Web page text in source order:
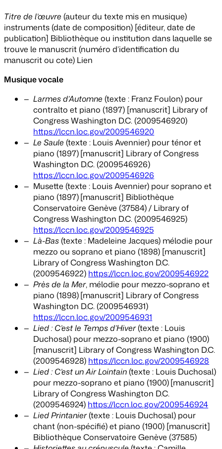
Titre de l’œuvre (auteur du texte mis en musique)
instruments (date de composition) [éditeur, date de
publication] Bibliothèque ou institution dans laquelle se
trouve le manuscrit (numéro d’identification du
manuscrit ou cote) Lien
Musique vocale
Larmes d’Automne (texte : Franz Foulon) pour
contralto et piano (1897) [manuscrit] Library of
Congress Washington D.C. (2009546920)
https://lccn.loc.gov/2009546920
Le Saule (texte : Louis Avennier) pour ténor et
piano (1897)[manuscrit] Library of Congress
Washington D.C. (2009546926)
https://lccn.loc.gov/2009546926
Musette (texte : Louis Avennier) pour soprano et
piano (1897)[manuscrit] Bibliothèque
Conservatoire Genève (37584) / Library of
Congress Washington D.C. (2009546925)
https://lccn.loc.gov/2009546925
Là-Bas(texte : Madeleine Jacques) mélodie pour
mezzo ou soprano et piano (1898) [manuscrit]
Library of Congress Washington D.C.
(2009546922) https://lccn.loc.gov/2009546922
Près de la Mer, mélodie pour mezzo-soprano et
piano (1898)[manuscrit] Library of Congress
Washington D.C. (2009546931)
https://lccn.loc.gov/2009546931
Lied : C’est le Temps d’Hiver(texte : Louis
Duchosal) pour mezzo-soprano et piano (1900)
[manuscrit] Library of Congress Washington D.C.
(2009546928) https://lccn.loc.gov/2009546928
Lied : C’est un Air Lointain(texte : Louis Duchosal)
pour mezzo-soprano et piano (1900)[manuscrit]
Library of Congress Washington D.C.
(2009546924) https://lccn.loc.gov/2009546924
Lied Printanier(texte : Louis Duchosal) pour
chant (non-spécifié) et piano (1900) [manuscrit]
Bibliothèque Conservatoire Genève (37585)